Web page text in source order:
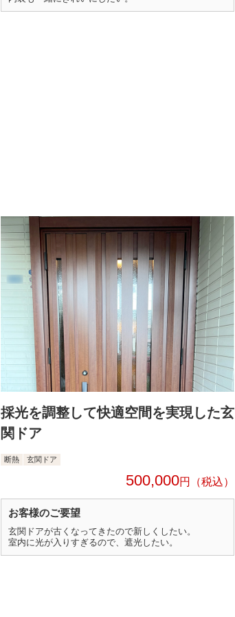
採光を調整して快適空間を実現した玄
関ドア
断熱 玄関ドア
500,000円
お客様のご要望
玄関ドアが古くなってきたので新しくしたい。
室内に光が入りすぎるので、遮光したい。